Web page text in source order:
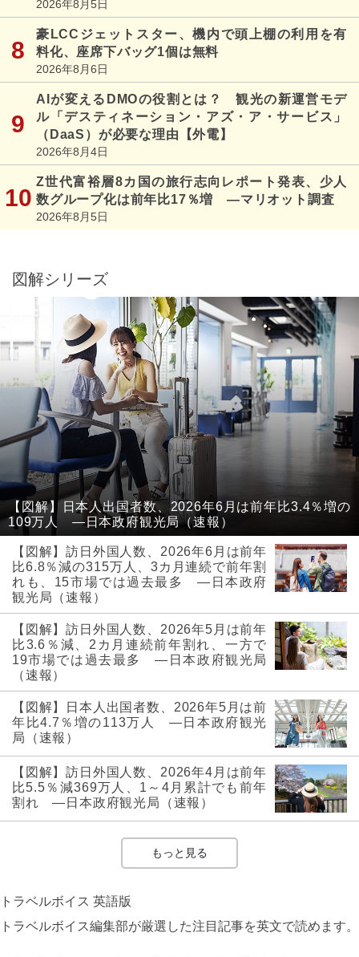
2026年8月5日
豪LCCジェットスター、機内で頭上棚の利用を有
料化、座席下バッグ1個は無料
2026年8月6日
AIが変えるDMOの役割とは？ 観光の新運営モデ
ル「デスティネーション・アズ・ア・サービス」
（DaaS）が必要な理由【外電】
2026年8月4日
Z世代富裕層8カ国の旅行志向レポート発表、少人
数グループ化は前年比17％増 ―マリオット調査
2026年8月5日
図解シリーズ
【図解】日本人出国者数、2026年6月は前年比3.4％増の
109万人 ―日本政府観光局（速報）
【図解】訪日外国人数、2026年6月は前年
比6.8％減の315万人、3カ月連続で前年割
れも、15市場では過去最多 ―日本政府
観光局（速報）
【図解】訪日外国人数、2026年5月は前年
比3.6％減、2カ月連続前年割れ、一方で
19市場では過去最多 ―日本政府観光局
（速報）
【図解】日本人出国者数、2026年5月は前
年比4.7％増の113万人 ―日本政府観光
局（速報）
【図解】訪日外国人数、2026年4月は前年
比5.5％減369万人、1～4月累計でも前年
割れ ―日本政府観光局（速報）
もっと見る
トラベルボイス 英語版
トラベルボイス編集部が厳選した注目記事を英文で読めます。